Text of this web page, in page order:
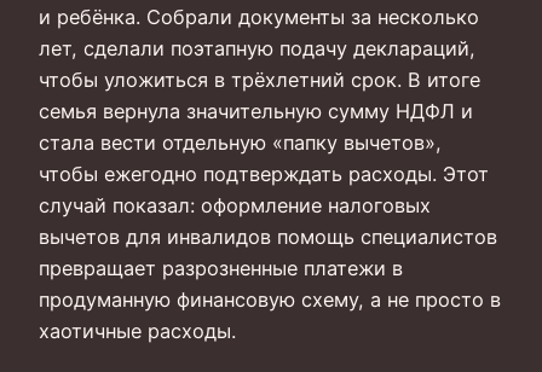
и ребёнка. Собрали документы за несколько
лет, сделали поэтапную подачу деклараций,
чтобы уложиться в трёхлетний срок. В итоге
семья вернула значительную сумму НДФЛ и
стала вести отдельную «папку вычетов»,
чтобы ежегодно подтверждать расходы. Этот
случай показал: оформление налоговых
вычетов для инвалидов помощь специалистов
превращает разрозненные платежи в
продуманную финансовую схему, а не просто в
хаотичные расходы.